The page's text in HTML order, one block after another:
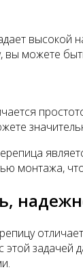
высокой
вы можете
монтажа,
этой